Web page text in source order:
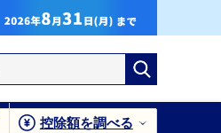
控除額を調べる